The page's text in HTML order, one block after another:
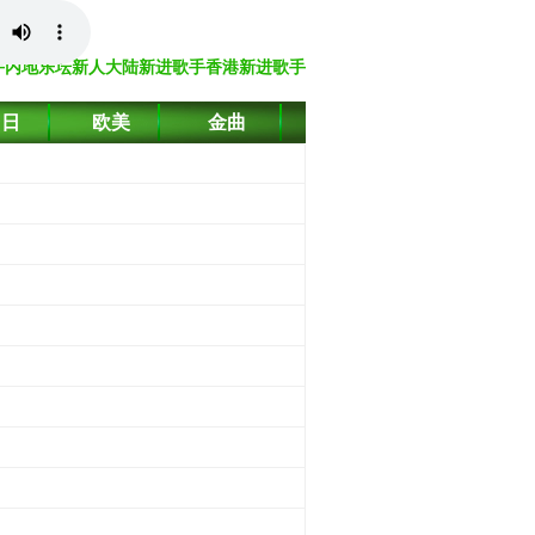
内地乐坛新人大陆新进歌手香港新进歌手
欧美 金曲